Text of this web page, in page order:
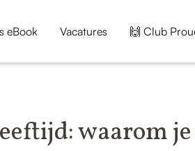
eBook Vacatures 🙌 Club
waarom